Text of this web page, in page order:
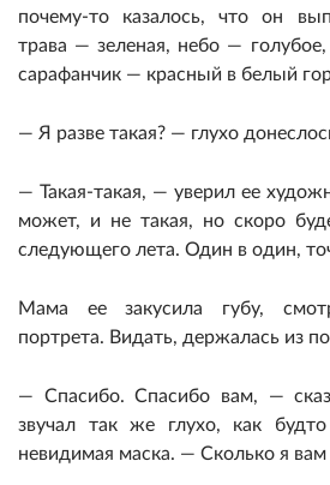
почему-то казалось, что он
трава — зеленая, небо —
сарафанчик — красный в белый
— Я разве такая? — глухо
— Такая-такая, — уверил ее
может, и не такая, но скоро
следующего лета. Один в один,
Мама ее закусила губу,
портрета. Видать, держалась из
— Спасибо. Спасибо вам, —
звучал так же глухо, как
невидимая маска. — Сколько я